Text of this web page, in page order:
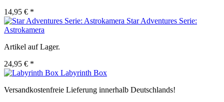
14,95 € *
Star Adventures Serie:
Astrokamera
Artikel auf Lager.
24,95 € *
Labyrinth Box
Versandkostenfreie Lieferung innerhalb Deutschlands!